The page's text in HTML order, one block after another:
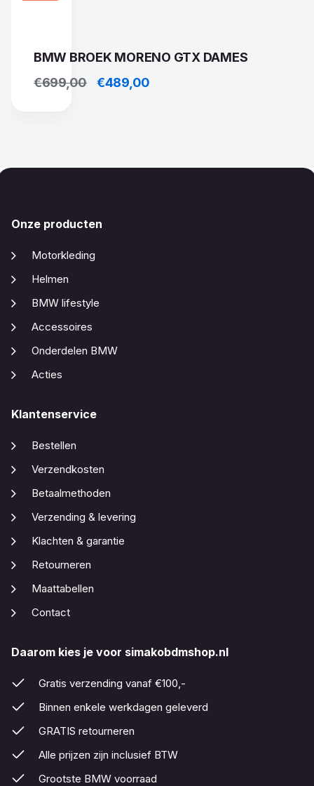
BMW BROEK MORENO GTX DAMES
€699,00 Oorspronkelijke prijs was: €699,00.
€489,00
Onze producten
Motorkleding
Helmen
BMW lifestyle
Accessoires
Onderdelen BMW
Acties
Klantenservice
Bestellen
Verzendkosten
Betaalmethoden
Verzending & levering
Klachten & garantie
Retourneren
Maattabellen
Contact
Daarom kies je voor simakobdmshop.nl
Gratis verzending vanaf €100,-
Binnen enkele werkdagen geleverd
GRATIS retourneren
Alle prijzen zijn inclusief BTW
Grootste BMW voorraad